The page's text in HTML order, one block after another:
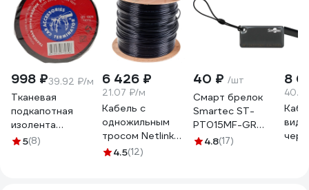
998 ₽39.92 ₽/м
Тканевая
подкапотная
изолента
Terminator Izt
5(8)
6 426 ₽
21.07 ₽/м
Кабель с
одножильным
тросом Netlink
омедненный NL-
4.5(12)
40 ₽ /шт
Cмарт брелок
Smartec ST-
PT015MF-GR
Mifare-
4.8(17)
8